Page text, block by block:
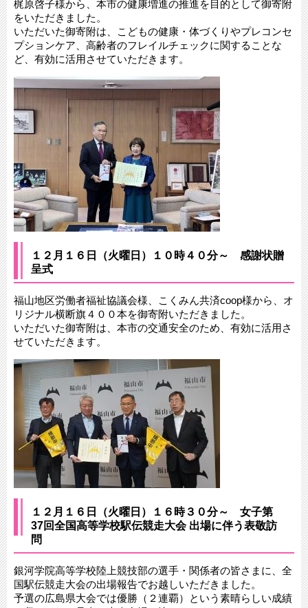
梶原啓子様から、本市の健康増進の推進を目的として御寄附
をいただきました。
いただいた御寄附は、こどもの健康・体づくりやプレコンセ
プションケア、高齢者のフレイルチェックに関することな
ど、有効に活用させていただきます。
１２月１６日（火曜日）１０時４０分～ 感謝状贈
呈式
福山地区労働者福祉協議会様、こくみん共済coop様から、オ
リジナル横断旗４００本を御寄附いただきました。
いただいた御寄附は、本市の交通安全のため、有効に活用さ
せていただきます。
１２月１６日（火曜日）１６時３０分～ 女子第
37回全国高等学校駅伝競走大会 出場に伴う表敬訪
問
銀河学院高等学校陸上競技部の選手・関係者の皆さまに、全
国駅伝競走大会の出場報告でお越しいただきました。
予選の広島県大会では優勝（２連覇）という素晴らしい成績